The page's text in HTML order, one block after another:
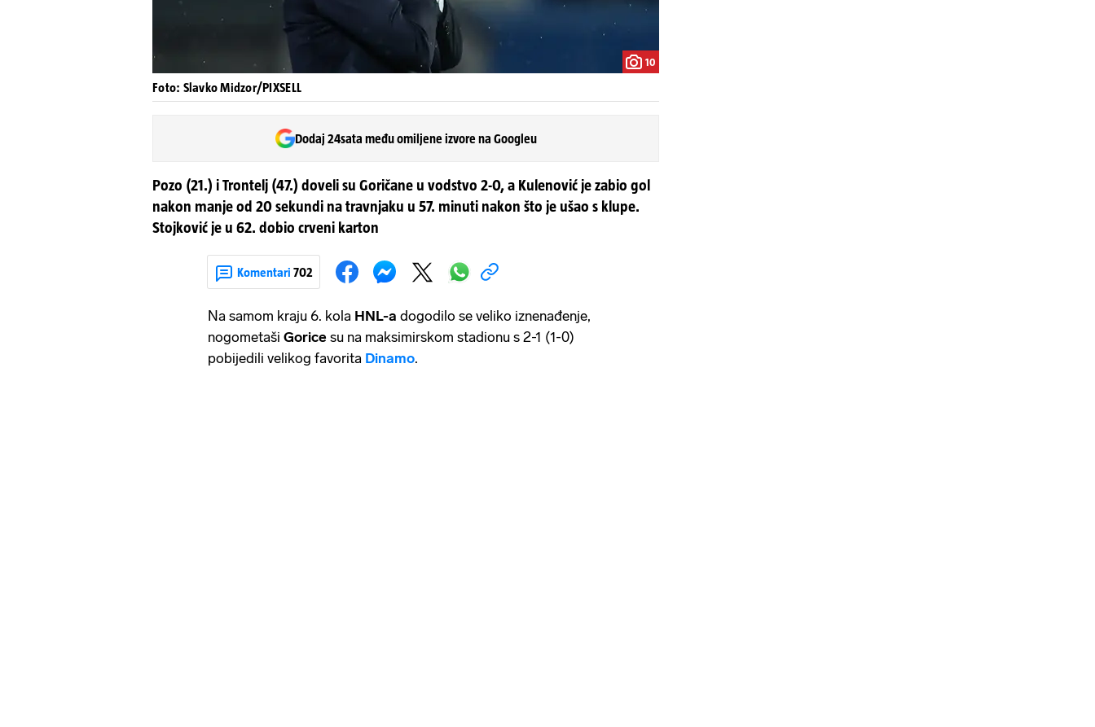
10
Foto: Slavko Midzor/PIXSELL
Dodaj 24sata među omiljene izvore na Googleu
Pozo (21.) i Trontelj (47.) doveli su Goričane u vodstvo 2-0, a Kulenović je zabio gol
nakon manje od 20 sekundi na travnjaku u 57. minuti nakon što je ušao s klupe.
Stojković je u 62. dobio crveni karton
Komentari 702
Na samom kraju 6. kola HNL-a dogodilo se veliko iznenađenje,
nogometaši Gorice su na maksimirskom stadionu s 2-1 (1-0)
pobijedili velikog favorita Dinamo.